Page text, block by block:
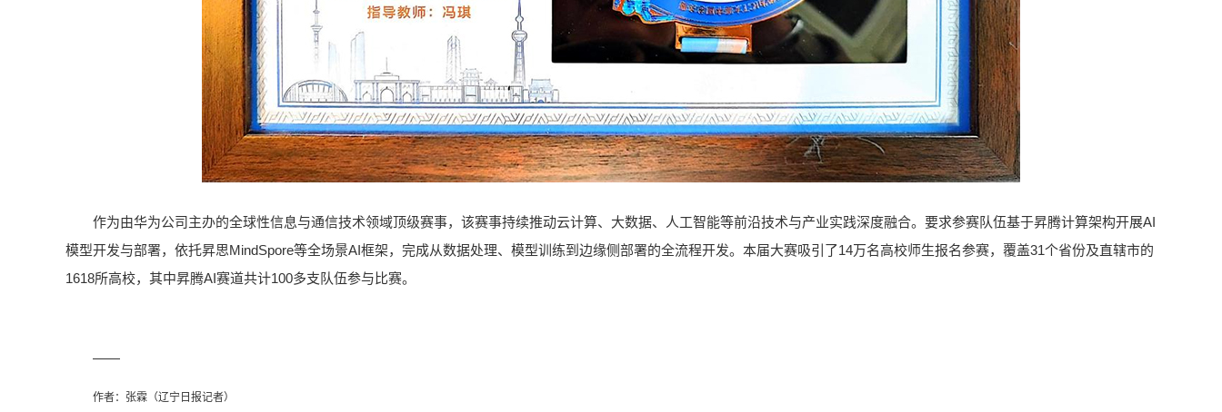
作为由华为公司主办的全球性信息与通信技术领域顶级赛事，该赛事持续推动云计算、大数据、人工智能等前沿技术与产业实践深度融合。要求参赛队伍基于昇腾计算架构开展AI
模型开发与部署，依托昇思MindSpore等全场景AI框架，完成从数据处理、模型训练到边缘侧部署的全流程开发。本届大赛吸引了14万名高校师生报名参赛，覆盖31个省份及直辖市的
1618所高校，其中昇腾AI赛道共计100多支队伍参与比赛。
——
作者：张霖（辽宁日报记者）